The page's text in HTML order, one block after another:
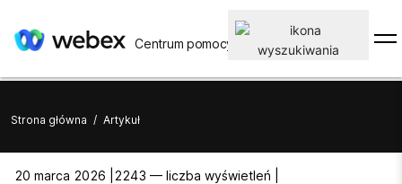
Centrum pomocy
Strona główna / Artykuł
20 marca 2026 |
2243 — liczba wyświetleń |